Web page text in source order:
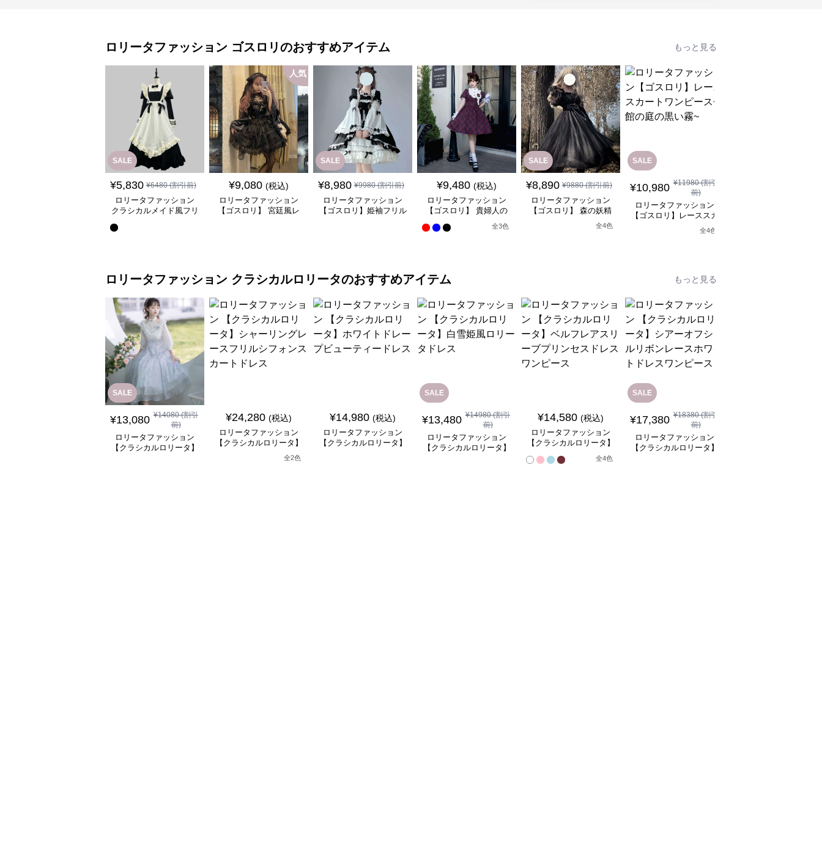
ロリータファッション ゴスロリのおすすめアイテム もっと見る
SALE
¥5,830 ¥6480(割引前)
ロリータファッション
クラシカルメイド風フリ
人気
¥9,080 (税込)
ロリータファッション
【ゴスロリ】 宮廷風レ
SALE
¥8,980 ¥9980(割引前)
ロリータファッション
【ゴスロリ】姫袖フリル
¥9,480 (税込)
ロリータファッション
【ゴスロリ】 貴婦人の
優雅なティータイムドレ
全3色
SALE
¥8,890 ¥9880(割引前)
ロリータファッション
【ゴスロリ】 森の妖精
風ゴシックロリータワン
全4色
SALE
¥10,980 ¥11980(割引
前)
ロリータファッション
【ゴスロリ】レーススカ
ートワンピース~館の庭
全4色
ロリータファッション クラシカルロリータのおすすめアイテム もっと見る
SALE
¥13,080 ¥14080(割引
前)
ロリータファッション
【クラシカルロリータ】
¥24,280 (税込)
ロリータファッション
【クラシカルロリータ】
シャーリングレースフリ
ルシフォンスカートドレ
全2色
¥14,980 (税込)
ロリータファッション
【クラシカルロリータ】
SALE
¥13,480 ¥14980(割引
前)
ロリータファッション
【クラシカルロリータ】
¥14,580 (税込)
ロリータファッション
【クラシカルロリータ】
ベルフレアスリーブプリ
ンセスドレスワンピース
全4色
SALE
¥17,380 ¥18380(割引
前)
ロリータファッション
【クラシカルロリータ】